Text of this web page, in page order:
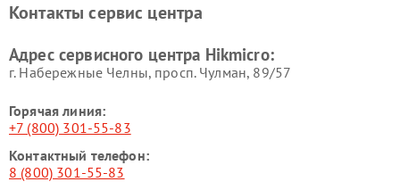
Контакты сервис центра
Адрес сервисного центра Hikmicro:
г. Набережные Челны, просп. Чулман, 89/57
Горячая линия:
+7 (800) 301-55-83
Контактный телефон:
8 (800) 301-55-83